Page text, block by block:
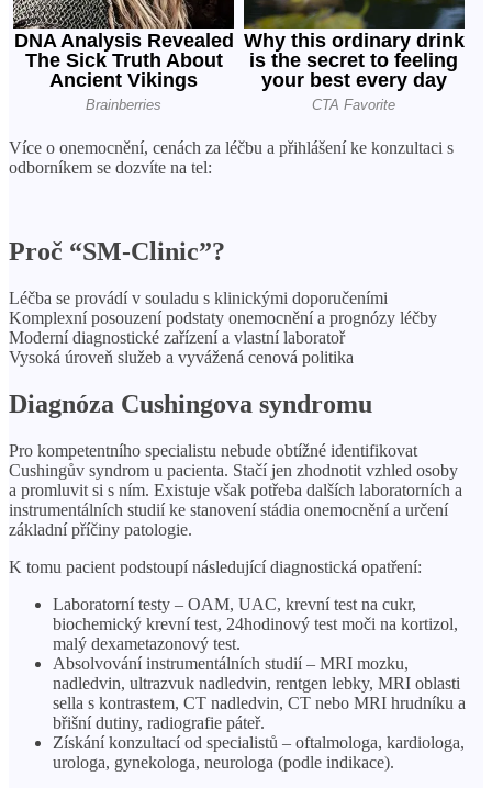
Více o onemocnění, cenách za léčbu a přihlášení ke konzultaci s
odborníkem se dozvíte na tel:
Proč “SM-Clinic”?
Léčba se provádí v souladu s klinickými doporučeními
Komplexní posouzení podstaty onemocnění a prognózy léčby
Moderní diagnostické zařízení a vlastní laboratoř
Vysoká úroveň služeb a vyvážená cenová politika
Diagnóza Cushingova syndromu
Pro kompetentního specialistu nebude obtížné identifikovat
Cushingův syndrom u pacienta. Stačí jen zhodnotit vzhled osoby
a promluvit si s ním. Existuje však potřeba dalších laboratorních a
instrumentálních studií ke stanovení stádia onemocnění a určení
základní příčiny patologie.
K tomu pacient podstoupí následující diagnostická opatření:
Laboratorní testy – OAM, UAC, krevní test na cukr,
biochemický krevní test, 24hodinový test moči na kortizol,
malý dexametazonový test.
Absolvování instrumentálních studií – MRI mozku,
nadledvin, ultrazvuk nadledvin, rentgen lebky, MRI oblasti
sella s kontrastem, CT nadledvin, CT nebo MRI hrudníku a
břišní dutiny, radiografie páteř.
Získání konzultací od specialistů – oftalmologa, kardiologa,
urologa, gynekologa, neurologa (podle indikace).